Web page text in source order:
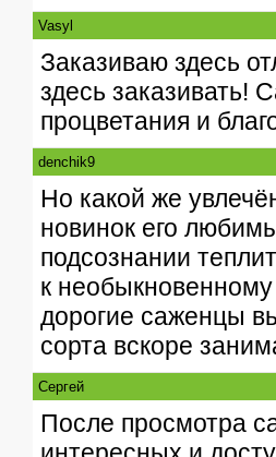
Vasyl
Заказиваю здесь
здесь
процветания и
denchik9
Но какой же
новинок его
подсознании
к
дорогие саженцы
сорта вскоре
Сергей
После просмотра